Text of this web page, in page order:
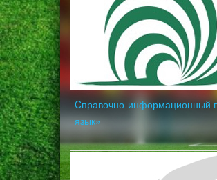
Cправочно-информационный
язык»